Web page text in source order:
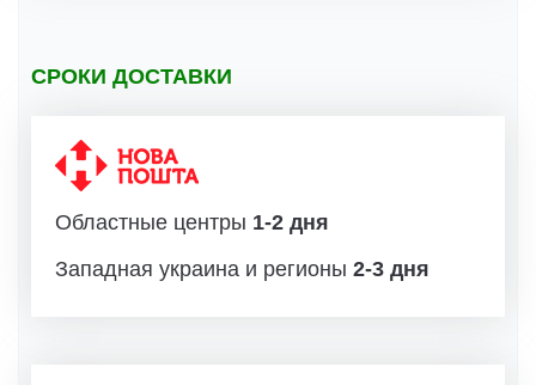
СРОКИ ДОСТАВКИ
Областные центры 1-2 дня
Западная украина и регионы 2-3 дня